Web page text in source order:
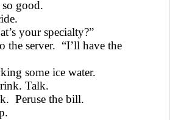
good.
your specialty?”
the server. “I’ll have the
some ice water.
Talk.
Peruse the bill.